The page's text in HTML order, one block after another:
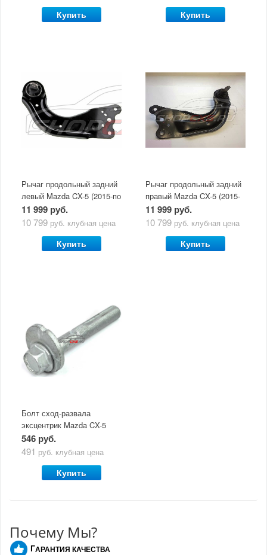
100% возврат
стоимости
в случае
неудовлетворенности
Гарантия качества
все товары
сертифицированы
Вы можете выбрать
наиболее удобный
для Вас
Скидки
членам клуба и
Купить Купить
Рычаг продольный задний
левый Mazda CX-5 (2015-по
н.в.)
11 999 руб.
10 799 руб. клубная цена
Купить
Рычаг продольный задний
правый Mazda CX-5 (2015-
по н.в.)
11 999 руб.
10 799 руб. клубная цена
Купить
Болт сход-развала
эксцентрик Mazda CX-5
(2011-по н.в)
546 руб.
491 руб. клубная цена
Купить
Почему Мы?
ГАРАНТИЯ КАЧЕСТВА